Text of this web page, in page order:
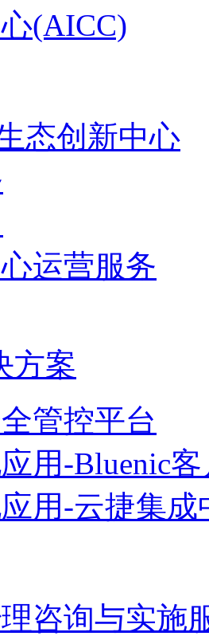
(AICC)
态创新中心
运营服务
方案
管控平台
用-Bluenic
用-云捷集成
咨询与实施